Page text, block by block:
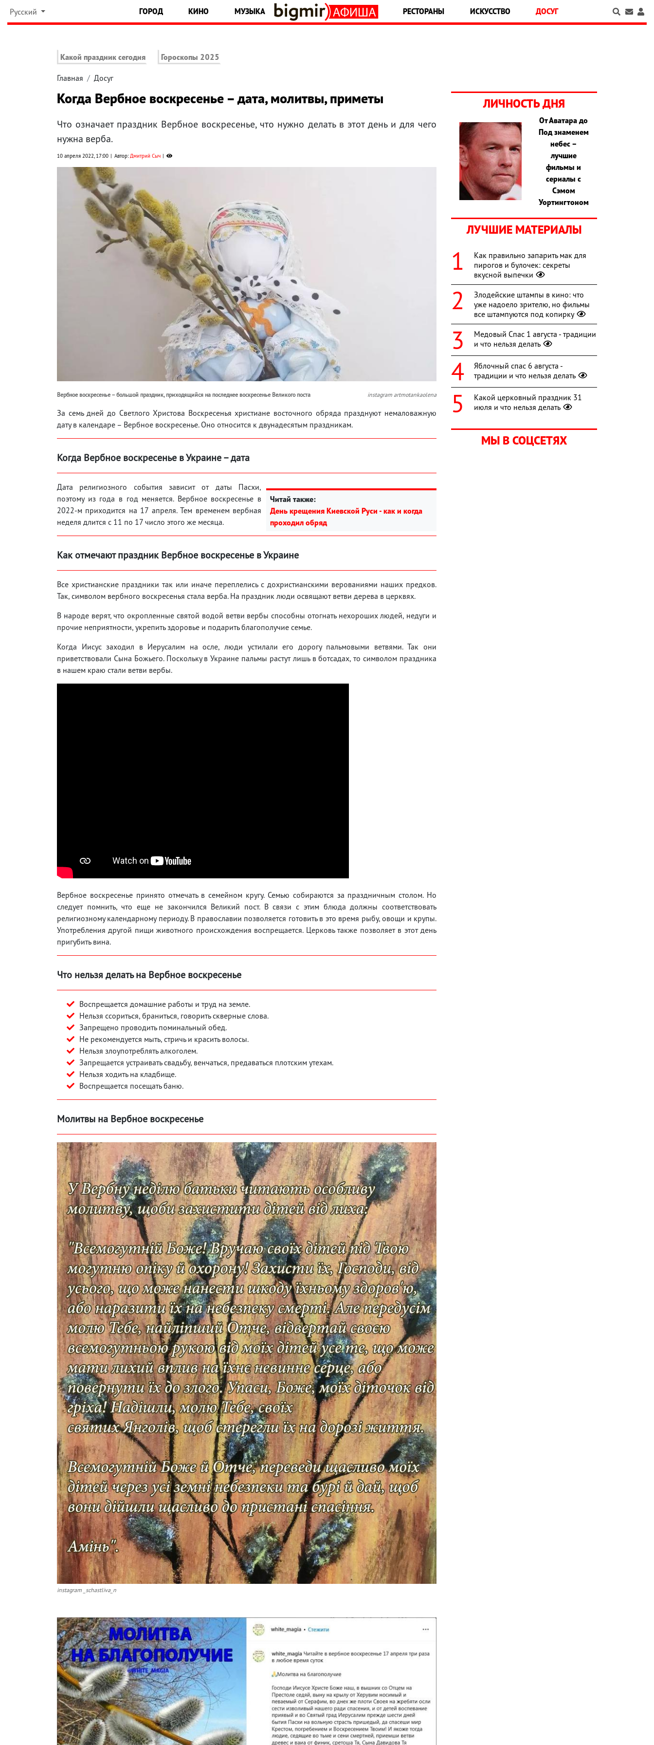
Русский ГОРОД КИНО МУЗЫКА РЕСТОРАНЫ ИСКУССТВО ДОСУГ
Какой праздник сегодня Гороскопы 2025
Главная Досуг
Когда Вербное воскресенье – дата, молитвы, приметы
Что означает праздник Вербное воскресенье, что нужно делать в этот день и для чего
нужна верба.
10 апреля 2022, 17:00 Автор:Дмитрий Сыч
Вербное воскресенье – большой праздник, приходящийся на последнее воскресенье Великого поста instagram artmotankaolena
За семь дней до Светлого Христова Воскресенья христиане восточного обряда празднуют немаловажную
дату в календаре – Вербное воскресенье. Оно относится к двунадесятым праздникам.
Когда Вербное воскресенье в Украине – дата
Читай также:
День крещения Киевской Руси - как и когда
проходил обряд
Дата религиозного события зависит от даты Пасхи,
поэтому из года в год меняется. Вербное воскресенье в
2022-м приходится на 17 апреля. Тем временем вербная
неделя длится с 11 по 17 число этого же месяца.
Как отмечают праздник Вербное воскресенье в Украине
Все христианские праздники так или иначе переплелись с дохристианскими верованиями наших предков.
Так, символом вербного воскресенья стала верба. На праздник люди освящают ветви дерева в церквях.
В народе верят, что окропленные святой водой ветви вербы способны отогнать нехороших людей, недуги и
прочие неприятности, укрепить здоровье и подарить благополучие семье.
Когда Иисус заходил в Иерусалим на осле, люди устилали его дорогу пальмовыми ветвями. Так они
приветствовали Сына Божьего. Поскольку в Украине пальмы растут лишь в ботсадах, то символом праздника
в нашем краю стали ветви вербы.
Вербное воскресенье принято отмечать в семейном кругу. Семью собираются за праздничным столом. Но
следует помнить, что еще не закончился Великий пост. В связи с этим блюда должны соответствовать
религиозному календарному периоду. В православии позволяется готовить в это время рыбу, овощи и крупы.
Употребления другой пищи животного происхождения воспрещается. Церковь также позволяет в этот день
пригубить вина.
Что нельзя делать на Вербное воскресенье
Воспрещается домашние работы и труд на земле.
Нельзя ссориться, браниться, говорить скверные слова.
Запрещено проводить поминальный обед.
Не рекомендуется мыть, стричь и красить волосы.
Нельзя злоупотреблять алкоголем.
Запрещается устраивать свадьбу, венчаться, предаваться плотским утехам.
Нельзя ходить на кладбище.
Воспрещается посещать баню.
Молитвы на Вербное воскресенье
instagram _schastliva_n
ЛИЧНОСТЬ ДНЯ
От Аватара до
Под знаменем
небес –
лучшие
фильмы и
сериалы с
Сэмом
Уортингтоном
ЛУЧШИЕ МАТЕРИАЛЫ
Как правильно запарить мак для
пирогов и булочек: секреты
вкусной выпечки
Злодейские штампы в кино: что
уже надоело зрителю, но фильмы
все штампуются под копирку
Медовый Спас 1 августа - традиции
и что нельзя делать
Яблочный спас 6 августа -
традиции и что нельзя делать
Какой церковный праздник 31
июля и что нельзя делать
МЫ В СОЦСЕТЯХ